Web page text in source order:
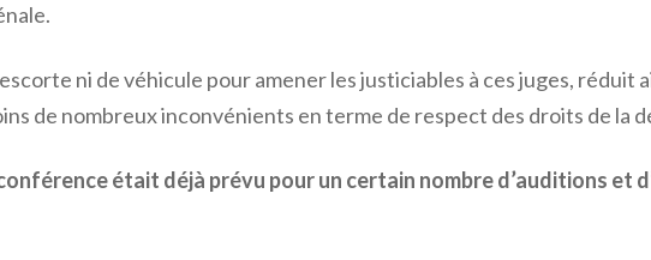
ni de véhicule pour amener les justiciables à ces juges, réduit
de nombreux inconvénients en terme de respect des droits de la
était déjà prévu pour un certain nombre d’auditions et